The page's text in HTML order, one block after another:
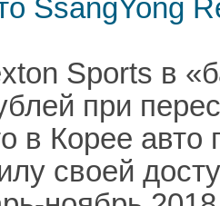
Sports в
при
в Корее авто
своей